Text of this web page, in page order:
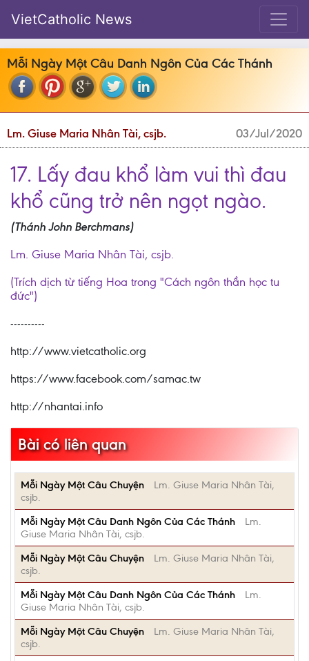
VietCatholic News
Mỗi Ngày Một Câu Danh Ngôn Của Các Thánh
Lm. Giuse Maria Nhân Tài, csjb. 03/Jul/2020
17. Lấy đau khổ làm vui thì đau
khổ cũng trở nên ngọt ngào.
(Thánh John Berchmans)
Lm. Giuse Maria Nhân Tài, csjb.
(Trích dịch từ tiếng Hoa trong "Cách ngôn thần học tu
đức")
----------
http://www.vietcatholic.org
https://www.facebook.com/samac.tw
http://nhantai.info
Bài có liên quan
Mỗi Ngày Một Câu Chuyện
Lm. Giuse Maria Nhân Tài,
csjb.
Mỗi Ngày Một Câu Danh Ngôn Của Các Thánh
Lm.
Giuse Maria Nhân Tài, csjb.
Mỗi Ngày Một Câu Chuyện
Lm. Giuse Maria Nhân Tài,
csjb.
Mỗi Ngày Một Câu Danh Ngôn Của Các Thánh
Lm.
Giuse Maria Nhân Tài, csjb.
Mỗi Ngày Một Câu Chuyện
Lm. Giuse Maria Nhân Tài,
csjb.